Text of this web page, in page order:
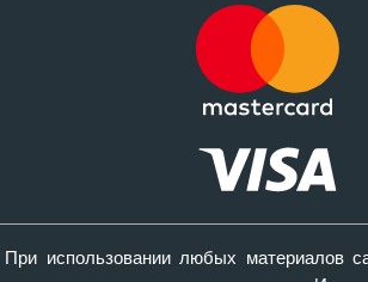
При использовании любых материалов